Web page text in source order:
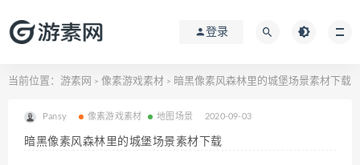
登录
当前位置： 游素网 > 像素游戏素材 > 暗黑像素风森林里的城堡场景素材下载
Pansy 像素游戏素材 地图场景 2020-09-03
暗黑像素风森林里的城堡场景素材下载